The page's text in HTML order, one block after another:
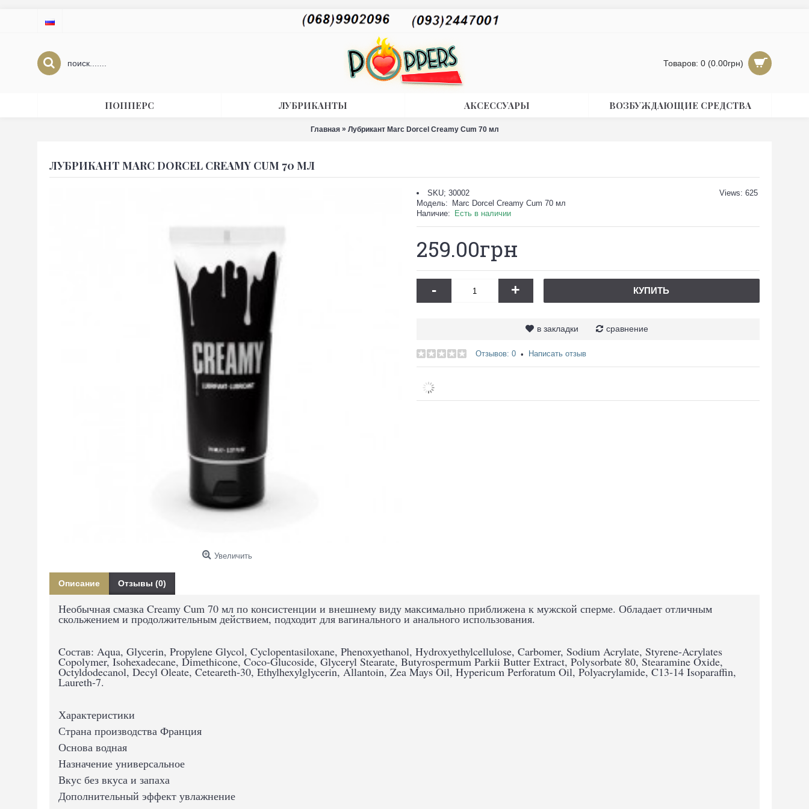
Товаров: 0 (0.00грн)
ПОППЕРС ЛУБРИКАНТЫ АКСЕССУАРЫ ВОЗБУЖДАЮЩИЕ СРЕДСТВА
Главная » Лубрикант Marc Dorcel Creamy Cum 70 мл
ЛУБРИКАНТ MARC DORCEL CREAMY CUM 70 МЛ
Увеличить
Views: 625
SKU; 30002
Модель:
Marc Dorcel Creamy Cum 70 мл
Наличие:
Есть в наличии
259.00грн
- + КУПИТЬ
в закладки сравнение
Отзывов: 0 • Написать отзыв
Описание Отзывы (0)
Необычная смазка Creamy Cum 70 мл по консистенции и внешнему виду максимально приближена к мужской сперме. Обладает отличным
скольжением и продолжительным действием, подходит для вагинального и анального использования.
Cостав: Aqua, Glycerin, Propylene Glycol, Cyclopentasiloxane, Phenoxyethanol, Hydroxyethylcellulose, Carbomer, Sodium Acrylate, Styrene-Acrylates
Copolymer, Isohexadecane, Dimethicone, Coco-Glucoside, Glyceryl Stearate, Butyrospermum Parkii Butter Extract, Polysorbate 80, Stearamine Oxide,
Octyldodecanol, Decyl Oleate, Ceteareth-30, Ethylhexylglycerin, Allantoin, Zea Mays Oil, Hypericum Perforatum Oil, Polyacrylamide, C13-14 Isoparaffin,
Laureth-7.
Характеристики
Страна производства Франция
Основа водная
Назначение универсальное
Вкус без вкуса и запаха
Дополнительный эффект увлажнение